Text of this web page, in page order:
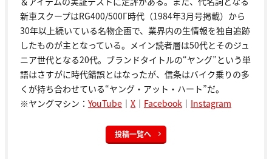
新車スクープはRG400/500Γ時代（1984年3月号掲載）から
30年以上続いている名物企画で、業界内の生情報を独自追跡
したものが主となっている。メイン読者層は50代とそのジュ
ニア世代となる20代。ブランドタイトルの“ヤング”という単
語はさすがに時代錯誤とはなったが、信条はバイク乗りの多
くが持ち合わせている“ヤング・アット・ハート”だ。
※ヤングマシン： YouTube ｜ X ｜ Facebook ｜ Instagram
投稿一覧へ